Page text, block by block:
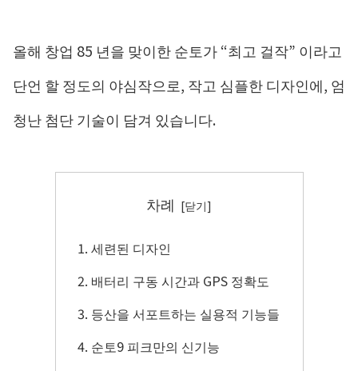
올해 창업 85 년을 맞이한 순토가 “최고 걸작” 이라고
단언 할 정도의 야심작으로, 작고 심플한 디자인에, 엄
청난 첨단 기술이 담겨 있습니다.
차례
세련된 디자인
배터리 구동 시간과 GPS 정확도
등산을 서포트하는 실용적 기능들
순토9 피크만의 신기능